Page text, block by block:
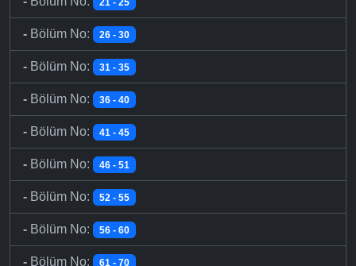
- Bölüm No: 26 - 30
- Bölüm No: 31 - 35
- Bölüm No: 36 - 40
- Bölüm No: 41 - 45
- Bölüm No: 46 - 51
- Bölüm No: 52 - 55
- Bölüm No: 56 - 60
- Bölüm No: 61 - 70